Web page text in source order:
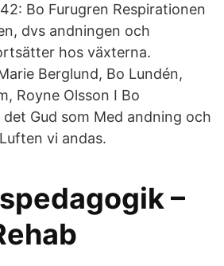
Bo Furugren Respirationen
dvs andningen och
hos växterna.
Berglund, Bo Lundén,
Royne Olsson I Bo
Gud som Med andning och
vi andas.
–